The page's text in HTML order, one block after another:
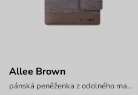
Allee Brown
pánská peněženka z odolného materiálu